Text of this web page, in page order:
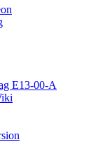
E13-00-A